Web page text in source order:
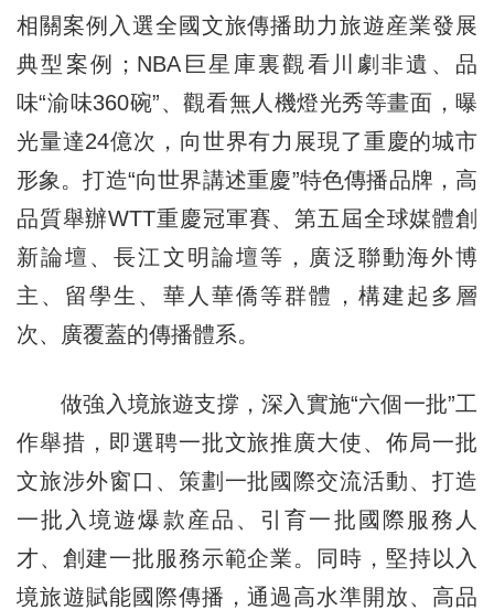
相關案例入選全國文旅傳播助力旅遊産業發展
典型案例；NBA巨星庫裏觀看川劇非遺、品
味“渝味360碗”、觀看無人機燈光秀等畫面，曝
光量達24億次，向世界有力展現了重慶的城市
形象。打造“向世界講述重慶”特色傳播品牌，高
品質舉辦WTT重慶冠軍賽、第五屆全球媒體創
新論壇、長江文明論壇等，廣泛聯動海外博
主、留學生、華人華僑等群體，構建起多層
次、廣覆蓋的傳播體系。
做強入境旅遊支撐，深入實施“六個一批”工
作舉措，即選聘一批文旅推廣大使、佈局一批
文旅涉外窗口、策劃一批國際交流活動、打造
一批入境遊爆款産品、引育一批國際服務人
才、創建一批服務示範企業。同時，堅持以入
境旅遊賦能國際傳播，通過高水準開放、高品